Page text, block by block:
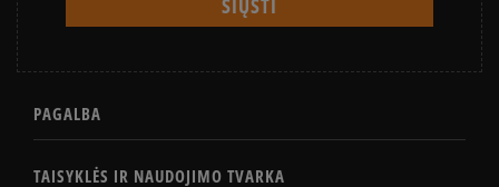
PAGALBA
TAISYKLĖS IR NAUDOJIMO TVARKA